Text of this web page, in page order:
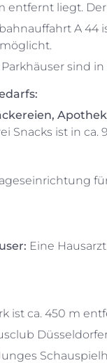
entfernt liegt.
A 44
sind
Snacks ist in ca.
Eine
ist ca. 450 m